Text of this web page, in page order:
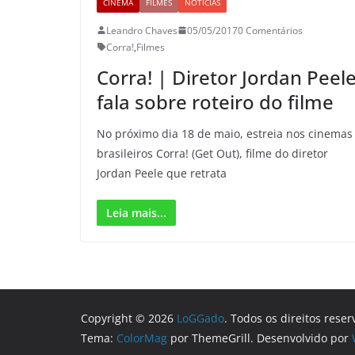
Leandro Chaves 05/05/20170 Comentários
Corra!,Filmes
Corra! | Diretor Jordan Peele
fala sobre roteiro do filme
No próximo dia 18 de maio, estreia nos cinemas
brasileiros Corra! (Get Out), filme do diretor
Jordan Peele que retrata
Leia mais...
Copyright © 2026 LoGGado. Todos os direitos
Tema: ColorMag por ThemeGrill. Desenvolvido por